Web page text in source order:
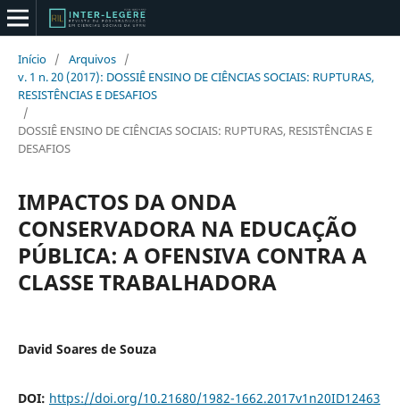
Início / Arquivos /
v. 1 n. 20 (2017): DOSSIÊ ENSINO DE CIÊNCIAS SOCIAIS: RUPTURAS,
RESISTÊNCIAS E DESAFIOS
/
DOSSIÊ ENSINO DE CIÊNCIAS SOCIAIS: RUPTURAS, RESISTÊNCIAS E
DESAFIOS
IMPACTOS DA ONDA
CONSERVADORA NA EDUCAÇÃO
PÚBLICA: A OFENSIVA CONTRA A
CLASSE TRABALHADORA
David Soares de Souza
DOI: https://doi.org/10.21680/1982-1662.2017v1n20ID12463